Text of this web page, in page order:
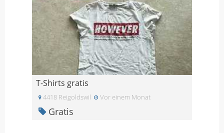
T-Shirts gratis
4418 Reigoldswil Vor einem Monat
Gratis